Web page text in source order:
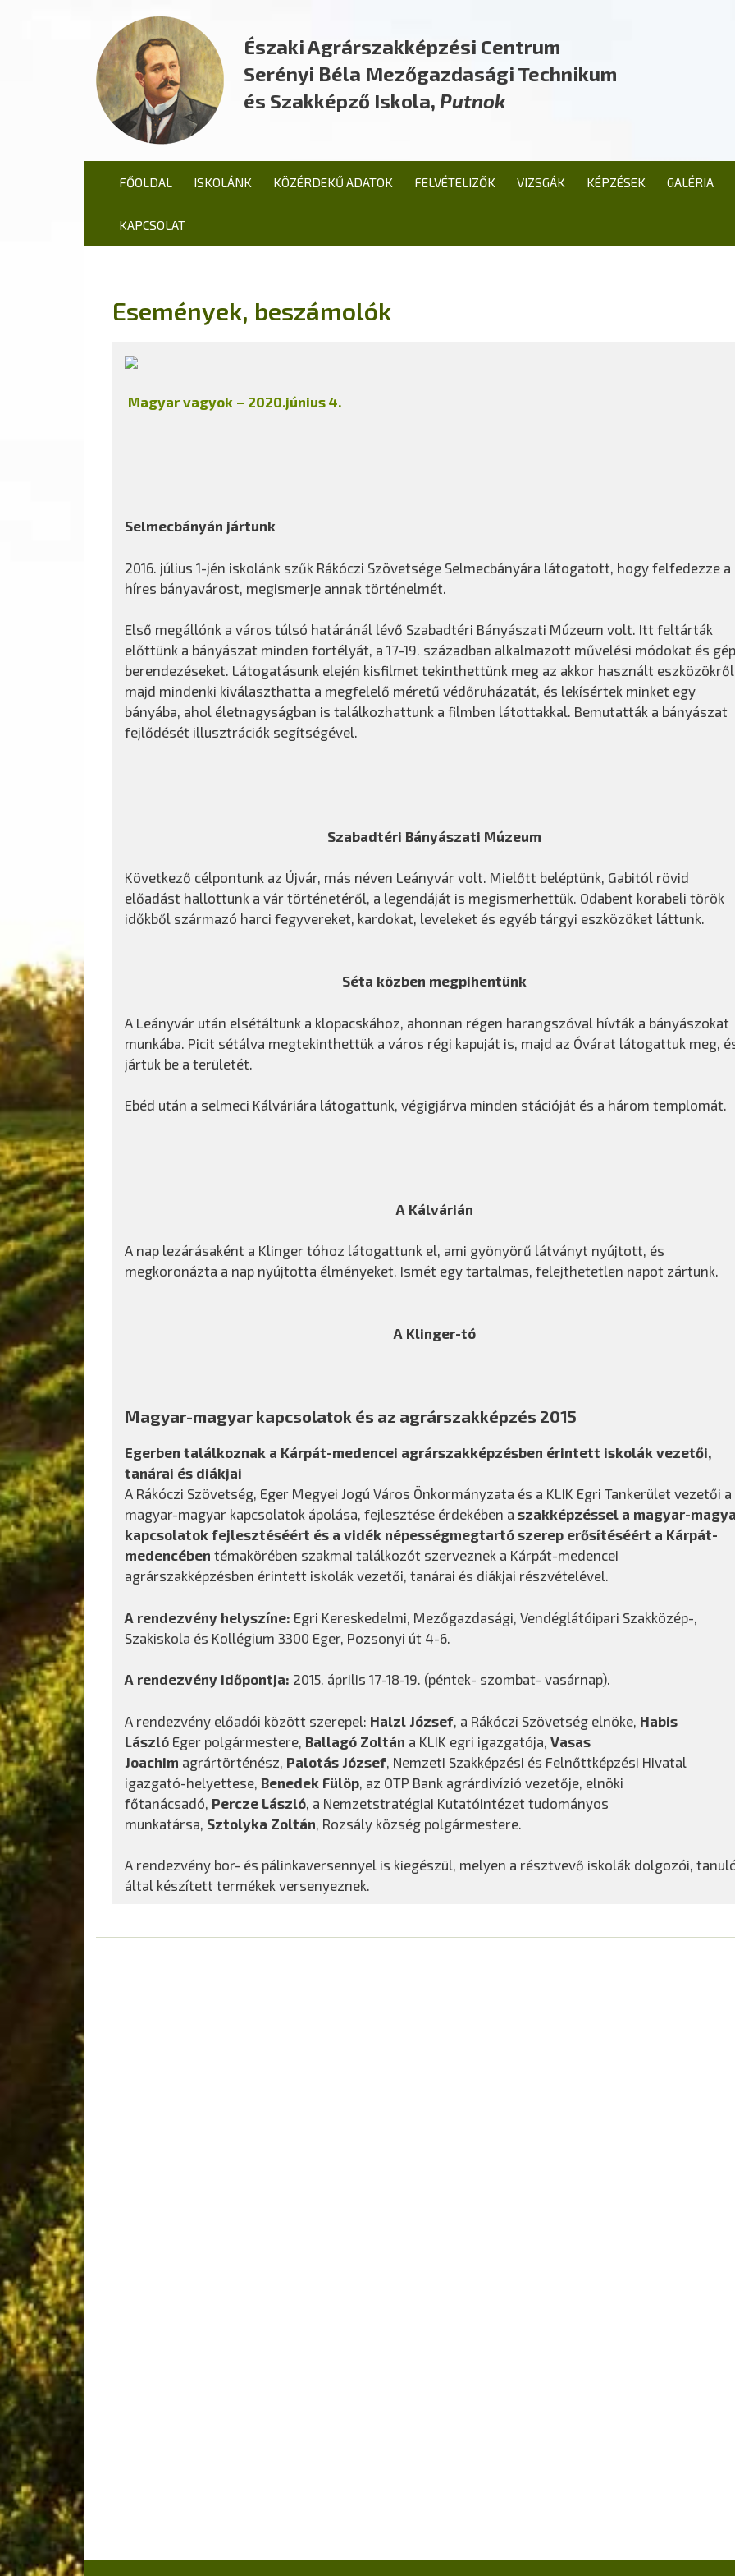
Északi Agrárszakképzési Centrum
Serényi Béla Mezőgazdasági Technikum
és Szakképző Iskola, Putnok
FŐOLDAL ISKOLÁNK KÖZÉRDEKŰ ADATOK FELVÉTELIZŐK VIZSGÁK KÉPZÉSEK GALÉRIA
KAPCSOLAT
Események, beszámolók
Magyar vagyok – 2020.június 4.
Selmecbányán jártunk
2016. július 1-jén iskolánk szűk Rákóczi Szövetsége Selmecbányára látogatott, hogy felfedezze a
híres bányavárost, megismerje annak történelmét.
Első megállónk a város túlsó határánál lévő Szabadtéri Bányászati Múzeum volt. Itt feltárták
előttünk a bányászat minden fortélyát, a 17-19. században alkalmazott művelési módokat és
berendezéseket. Látogatásunk elején kisfilmet tekinthettünk meg az akkor használt
majd mindenki kiválaszthatta a megfelelő méretű védőruházatát, és lekísértek minket egy
bányába, ahol életnagyságban is találkozhattunk a filmben látottakkal. Bemutatták a bányászat
fejlődését illusztrációk segítségével.
Szabadtéri Bányászati Múzeum
Következő célpontunk az Újvár, más néven Leányvár volt. Mielőtt beléptünk, Gabitól rövid
előadást hallottunk a vár történetéről, a legendáját is megismerhettük. Odabent korabeli török
időkből származó harci fegyvereket, kardokat, leveleket és egyéb tárgyi eszközöket láttunk.
Séta közben megpihentünk
A Leányvár után elsétáltunk a klopacskához, ahonnan régen harangszóval hívták a bányászokat
munkába. Picit sétálva megtekinthettük a város régi kapuját is, majd az Óvárat látogattuk meg,
jártuk be a területét.
Ebéd után a selmeci Kálváriára látogattunk, végigjárva minden stációját és a három templomát.
A Kálvárián
A nap lezárásaként a Klinger tóhoz látogattunk el, ami gyönyörű látványt nyújtott, és
megkoronázta a nap nyújtotta élményeket. Ismét egy tartalmas, felejthetetlen napot zártunk.
A Klinger-tó
Magyar-magyar kapcsolatok és az agrárszakképzés 2015
Egerben találkoznak a Kárpát-medencei agrárszakképzésben érintett iskolák vezetői,
tanárai és diákjai
A Rákóczi Szövetség, Eger Megyei Jogú Város Önkormányzata és a KLIK Egri Tankerület vezetői a
magyar-magyar kapcsolatok ápolása, fejlesztése érdekében a szakképzéssel a magyar-
kapcsolatok fejlesztéséért és a vidék népességmegtartó szerep erősítéséért a Kárpát-
medencében témakörében szakmai találkozót szerveznek a Kárpát-medencei
agrárszakképzésben érintett iskolák vezetői, tanárai és diákjai részvételével.
A rendezvény helyszíne: Egri Kereskedelmi, Mezőgazdasági, Vendéglátóipari Szakközép-,
Szakiskola és Kollégium 3300 Eger, Pozsonyi út 4-6.
A rendezvény időpontja: 2015. április 17-18-19. (péntek- szombat- vasárnap).
A rendezvény előadói között szerepel: Halzl József , a Rákóczi Szövetség elnöke, Habis
László Eger polgármestere, Ballagó Zoltán a KLIK egri igazgatója, Vasas
Joachim agrártörténész, Palotás József , Nemzeti Szakképzési és Felnőttképzési Hivatal
igazgató-helyettese, Benedek Fülöp , az OTP Bank agrárdivízió vezetője, elnöki
főtanácsadó, Percze László , a Nemzetstratégiai Kutatóintézet tudományos
munkatársa, Sztolyka Zoltán , Rozsály község polgármestere.
A rendezvény bor- és pálinkaversennyel is kiegészül, melyen a résztvevő iskolák dolgozói,
által készített termékek versenyeznek.